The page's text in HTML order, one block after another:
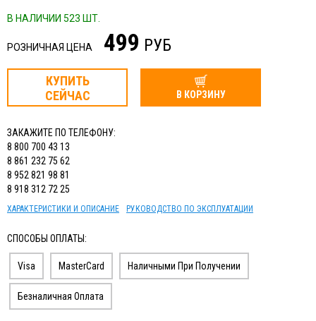
В НАЛИЧИИ 523 ШТ.
РОЗНИЧНАЯ ЦЕНА 499 РУБ
КУПИТЬ
СЕЙЧАС
В КОРЗИНУ
ЗАКАЖИТЕ ПО ТЕЛЕФОНУ:
8 800 700 43 13
8 861 232 75 62
8 952 821 98 81
8 918 312 72 25
ХАРАКТЕРИСТИКИ И ОПИСАНИЕ РУКОВОДСТВО ПО ЭКСПЛУАТАЦИИ
СПОСОБЫ ОПЛАТЫ:
Visa MasterCard Наличными При Получении
Безналичная Оплата